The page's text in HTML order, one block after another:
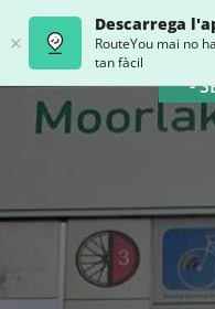
Descarrega
RouteYou mai no
tan fàcil
-